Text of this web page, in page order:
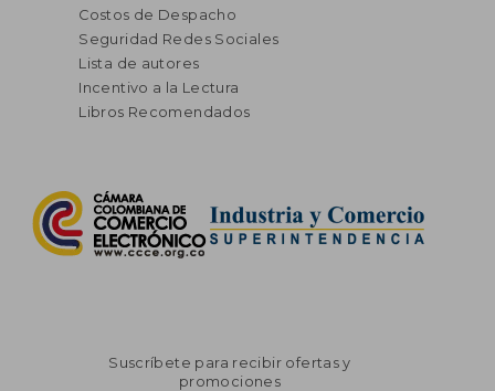
Costos de Despacho
Seguridad Redes Sociales
Lista de autores
Incentivo a la Lectura
Libros Recomendados
Suscríbete para recibir ofertas y
promociones